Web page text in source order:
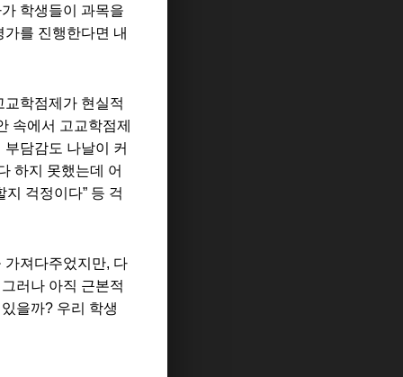
학생들이 과목을
를 진행한다면 내
학점제가 현실적
속에서 고교학점제
담감도 나날이 커
하지 못했는데 어
지 걱정이다” 등 걱
가져다주었지만, 다
그러나 아직 근본적
을까? 우리 학생